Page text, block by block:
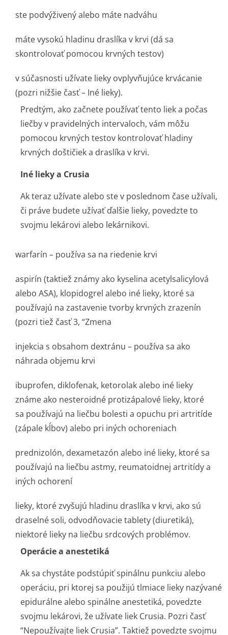
ste podvýživený alebo máte nadváhu
máte vysokú hladinu draslíka v krvi (dá sa
skontrolovať pomocou krvných testov)
v súčasnosti užívate lieky ovplyvňujúce krvácanie
(pozri nižšie časť – Iné lieky).
Predtým, ako začnete používať tento liek a počas
liečby v pravidelných intervaloch, vám môžu
pomocou krvných testov kontrolovať hladiny
krvných doštičiek a draslíka v krvi.
Iné lieky a Crusia
Ak teraz užívate alebo ste v poslednom čase užívali,
či práve budete užívať ďalšie lieky, povedzte to
svojmu lekárovi alebo lekárnikovi.
warfarín – používa sa na riedenie krvi
aspirín (taktiež známy ako kyselina acetylsalicylová
alebo ASA), klopidogrel alebo iné lieky, ktoré sa
používajú na zastavenie tvorby krvných zrazenín
(pozri tiež časť 3, “Zmena
injekcia s obsahom dextránu – používa sa ako
náhrada objemu krvi
ibuprofen, diklofenak, ketorolak alebo iné lieky
známe ako nesteroidné protizápalové lieky, ktoré
sa používajú na liečbu bolesti a opuchu pri artritíde
(zápale kĺbov) alebo pri iných ochoreniach
prednizolón, dexametazón alebo iné lieky, ktoré sa
používajú na liečbu astmy, reumatoidnej artritídy a
iných ochorení
lieky, ktoré zvyšujú hladinu draslíka v krvi, ako sú
draselné soli, odvodňovacie tablety (diuretiká),
niektoré lieky na liečbu srdcových problémov.
Operácie a anestetiká
Ak sa chystáte podstúpiť spinálnu punkciu alebo
operáciu, pri ktorej sa použijú tlmiace lieky nazývané
epidurálne alebo spinálne anestetiká, povedzte
svojmu lekárovi, že užívate liek Crusia. Pozri časť
“Nepoužívajte liek Crusia”. Taktiež povedzte svojmu